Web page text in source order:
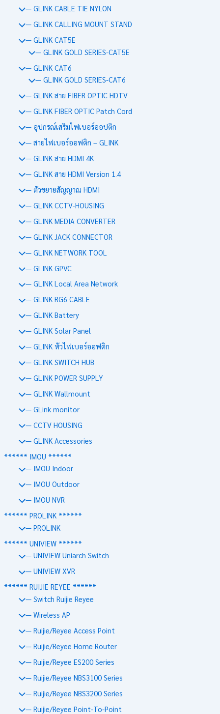
— GLINK CABLE TIE NYLON
— GLINK CALLING MOUNT STAND
— GLINK CAT5E
— GLINK GOLD SERIES-CAT5E
— GLINK CAT6
— GLINK GOLD SERIES-CAT6
— GLINK สาย FIBER OPTIC HDTV
— GLINK FIBER OPTIC Patch Cord
— อุปกรณ์เสริมไฟเบอร์ออปติก
— สายไฟเบอร์ออฟติก – GLINK
— GLINK สาย HDMI 4K
— GLINK สาย HDMI Version 1.4
— ตัวขยายสัญญาณ HDMI
— GLINK CCTV-HOUSING
— GLINK MEDIA CONVERTER
— GLINK JACK CONNECTOR
— GLINK NETWORK TOOL
— GLINK GPVC
— GLINK Local Area Network
— GLINK RG6 CABLE
— GLINK Battery
— GLINK Solar Panel
— GLINK หัวไฟเบอร์ออฟติก
— GLINK SWITCH HUB
— GLINK POWER SUPPLY
— GLINK Wallmount
— GLink monitor
— CCTV HOUSING
— GLINK Accessories
****** IMOU ******
— IMOU Indoor
— IMOU Outdoor
— IMOU NVR
****** PROLINK ******
— PROLINK
****** UNIVIEW ******
— UNIVIEW Uniarch Switch
— UNIVIEW XVR
****** RUIJIE REYEE ******
— Switch Ruijie Reyee
— Wireless AP
— Ruijie/Reyee Access Point
— Ruijie/Reyee Home Router
— Ruijie/Reyee ES200 Series
— Ruijie/Reyee NBS3100 Series
— Ruijie/Reyee NBS3200 Series
— Ruijie/Reyee Point-To-Point